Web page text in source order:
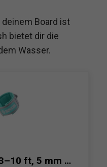
Board ist
bietet dir die
Wasser.
ft, 5 mm …